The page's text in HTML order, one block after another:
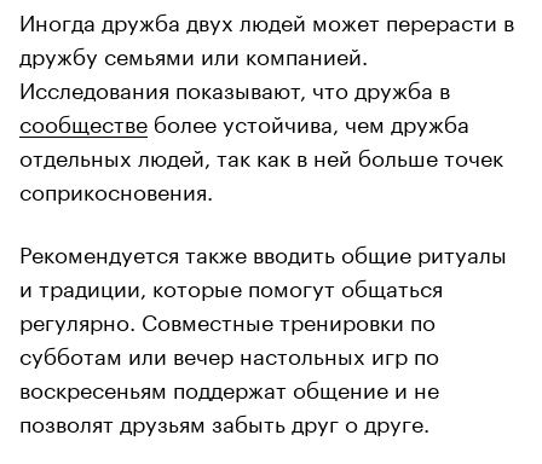
Иногда дружба двух людей может перерасти в
дружбу семьями или компанией.
Исследования показывают, что дружба в
сообществе более устойчива, чем дружба
отдельных людей, так как в ней больше точек
соприкосновения.
Рекомендуется также вводить общие ритуалы
и традиции, которые помогут общаться
регулярно. Совместные тренировки по
субботам или вечер настольных игр по
воскресеньям поддержат общение и не
позволят друзьям забыть друг о друге.